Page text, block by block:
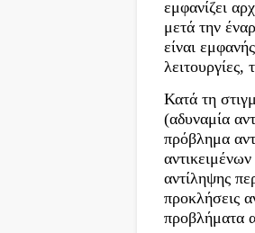
εμφανίζει
μετά την
είναι
Κατά τη
(αδυναμία
πρόβλημα
αντίληψης
προκλήσεις
προβλήματα